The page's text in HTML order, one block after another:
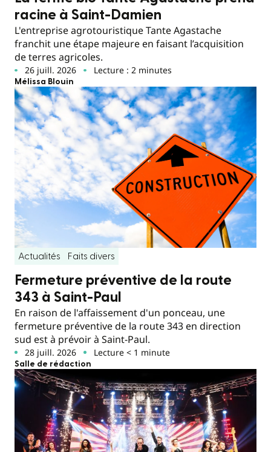
racine à Saint-Damien
L'entreprise agrotouristique Tante Agastache
franchit une étape majeure en faisant l’acquisition
de terres agricoles.
26 juill. 2026 Lecture : 2 minutes
Mélissa Blouin
Actualités Faits divers
Fermeture préventive de la route
343 à Saint-Paul
En raison de l'affaissement d'un ponceau, une
fermeture préventive de la route 343 en direction
sud est à prévoir à Saint-Paul.
28 juill. 2026 Lecture < 1 minute
Salle de rédaction